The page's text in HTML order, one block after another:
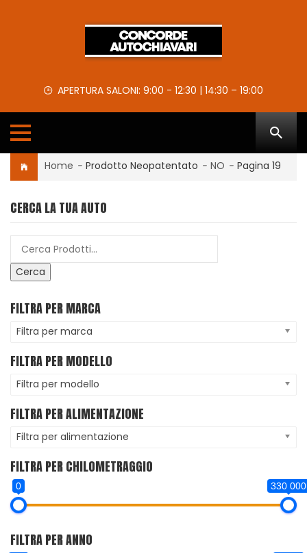
APERTURA SALONI: 9:00 - 12:30 | 14:30 – 19:00
Home - Prodotto Neopatentato - NO - Pagina 19
CERCA LA TUA AUTO
Cerca
FILTRA PER MARCA
Filtra per marca
FILTRA PER MODELLO
Filtra per modello
FILTRA PER ALIMENTAZIONE
Filtra per alimentazione
FILTRA PER CHILOMETRAGGIO
0 330 000
FILTRA PER ANNO